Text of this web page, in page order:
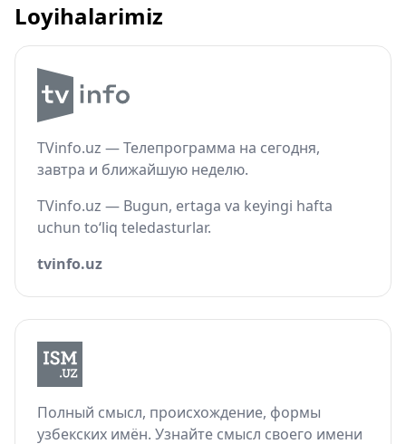
Loyihalarimiz
TVinfo.uz — Телепрограмма на сегодня,
завтра и ближайшую неделю.
TVinfo.uz — Bugun, ertaga va keyingi hafta
uchun to‘liq teledasturlar.
tvinfo.uz
Полный смысл, происхождение, формы
узбекских имён. Узнайте смысл своего имени